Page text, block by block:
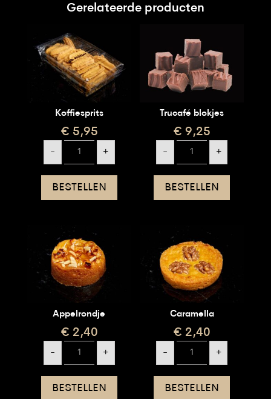
Gerelateerde producten
Koffiesprits
€ 5,95
-
aantal
+
BESTELLEN
Trucafé blokjes
€ 9,25
-
blokjes
aantal
+
BESTELLEN
Appelrondje
€ 2,40
-
aantal
+
BESTELLEN
Caramella
€ 2,40
-
aantal
+
BESTELLEN